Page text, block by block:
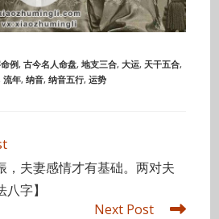
例, 古今名人命盘, 地支三合, 大运, 天干五合,
, 流年, 纳音, 纳音五行, 运势
，夫妻感情才有基础。两对夫
字】
Next Post